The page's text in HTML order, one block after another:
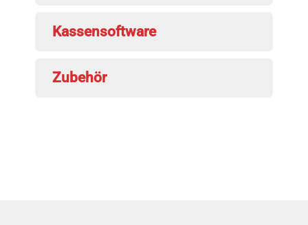
Kassensoftware
Zubehör